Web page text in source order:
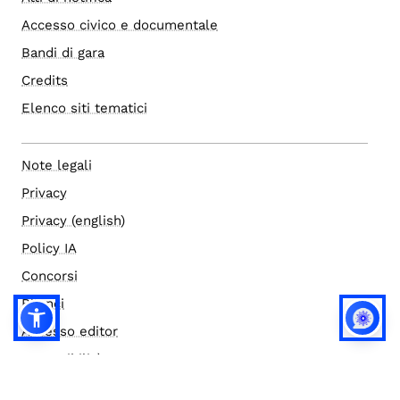
Accesso civico e documentale
Bandi di gara
Credits
Elenco siti tematici
Note legali
Privacy
Privacy (english)
Policy IA
Concorsi
Bilanci
Accesso editor
Accessibilità